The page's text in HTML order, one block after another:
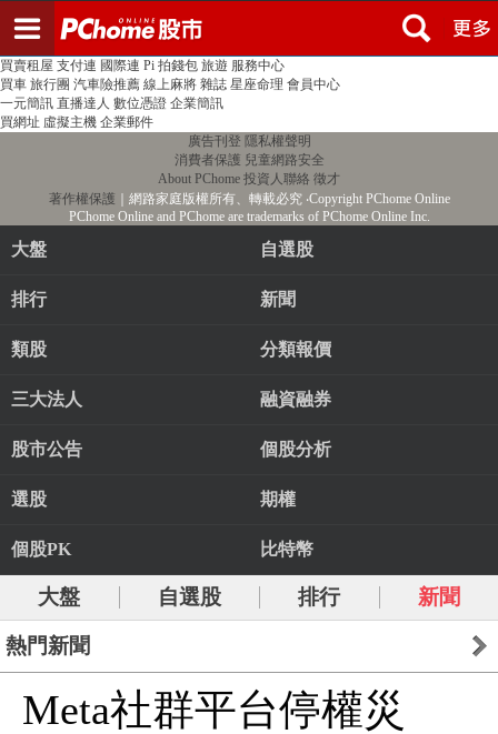
PChome首頁 線上購物 24h購物 書店
買賣租屋 支付連 國際連 Pi 拍錢包 旅遊 服務中心
買車 旅行團 汽車險推薦 線上麻將 雜誌 星座命理 會員中心
一元簡訊 直播達人 數位憑證 企業簡訊
買網址 虛擬主機 企業郵件
廣告刊登 隱私權聲明
消費者保護 兒童網路安全
About PChome 投資人聯絡 徵才
著作權保護 ｜網路家庭版權所有、轉載必究‧Copyright PChome Online
PChome Online and PChome are trademarks of PChome Online Inc.
大盤 自選股
排行 新聞
類股 分類報價
三大法人 融資融券
股市公告 個股分析
選股 期權
個股PK 比特幣
大盤 自選股 排行 新聞
熱門新聞
Meta社群平台停權災